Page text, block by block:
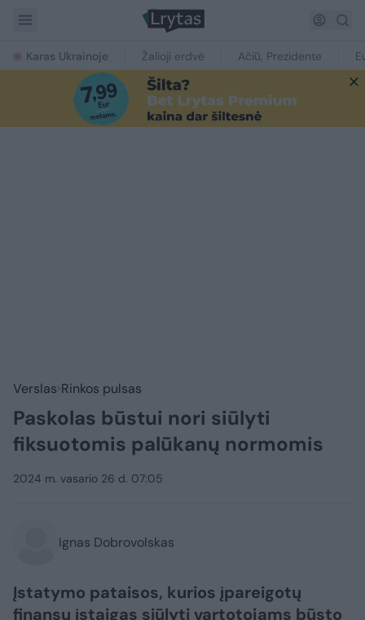
Karas Ukrainoje Žalioji erdvė Ačiū, Prezidente
Verslas Rinkos pulsas
Paskolas būstui nori siūlyti
fiksuotomis palūkanų normomis
2024 m. vasario 26 d. 07:05
Ignas Dobrovolskas
Įstatymo pataisos, kurios įpareigotų
finansų įstaigas siūlyti vartotojams būsto